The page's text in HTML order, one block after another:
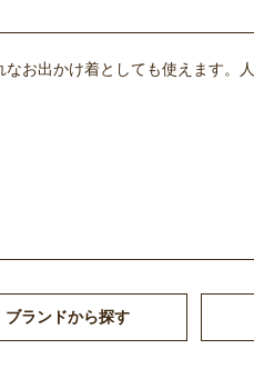
お出かけ着としても使えます。
ブランドから探す